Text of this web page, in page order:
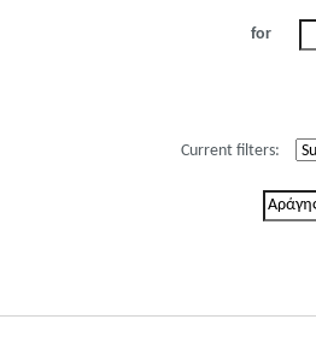
for
Current filters: